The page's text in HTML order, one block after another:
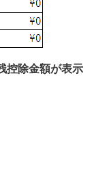
控除金額が表示